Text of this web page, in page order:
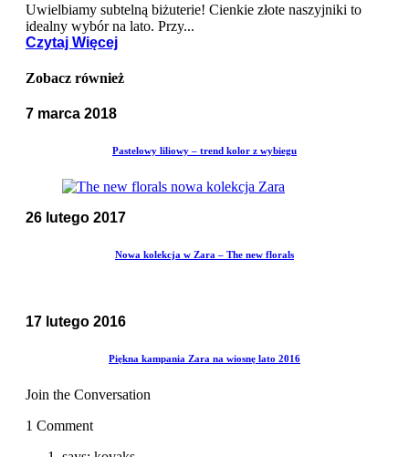
Uwielbiamy subtelną biżuterie! Cienkie złote naszyjniki to
idealny wybór na lato. Przy...
Czytaj Więcej
Zobacz również
7 marca 2018
Pastelowy liliowy – trend kolor z wybiegu
26 lutego 2017
Nowa kolekcja w Zara – The new florals
17 lutego 2016
Piękna kampania Zara na wiosnę lato 2016
Join the Conversation
1 Comment